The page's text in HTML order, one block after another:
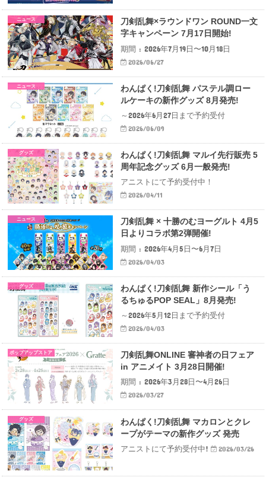
ニュース
刀剣乱舞×ラウンドワン ROUND一文
字キャンペーン 7月17日開始!
期間 : 2026年7月19日〜10月18日
2026/06/27
ニュース
わんぱく​!刀剣乱舞 パステル調ロー
ルケーキの新作グッズ 8月発売!
～2026年6月27日まで予約受付
2026/06/09
グッズ
わんぱく​!刀剣乱舞 マルイ先行販売 5
周年記念グッズ 6月一般発売!
アニストにて予約受付中！
2026/04/11
ニュース
刀剣乱舞 × 十勝のむヨーグルト 4月5
日よりコラボ第2弾開催!
期間 : 2026年4月5日〜6月7日
2026/04/03
グッズ
わんぱく​!刀剣乱舞 新作シール「う
るちゅるPOP SEAL」8月発売!
～2026年5月12日まで予約受付
2026/04/03
ポップアップストア
刀剣乱舞ONLINE 審神者の日フェア
in アニメイト 3月28日開催!
期間 : 2026年3月28日〜4月26日
2026/03/27
グッズ
わんぱく​!刀剣乱舞 マカロンとクレ
ープがテーマの新作グッズ 発売
アニストにて予約受付中!
2026/03/26